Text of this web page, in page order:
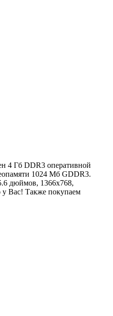
4 Гб DDR3 оперативной
1024 Мб GDDR3.
дюймов, 1366x768,
Вас! Также покупаем